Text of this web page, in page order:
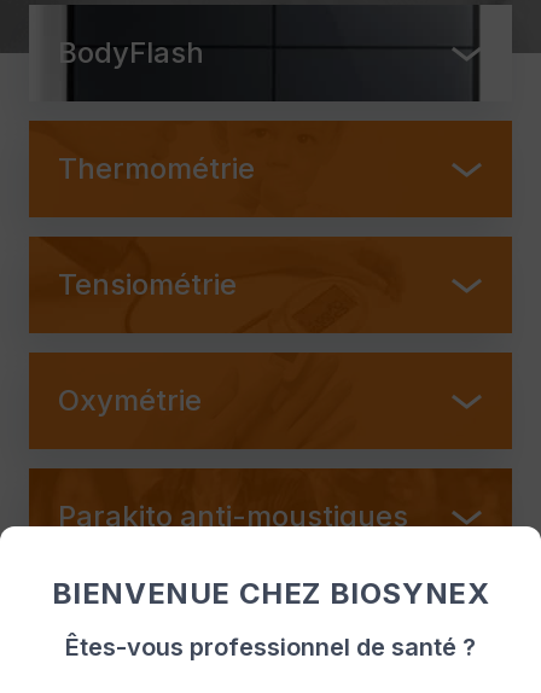
BodyFlash
Thermométrie
Tensiométrie
Oxymétrie
Parakito anti-moustiques
Protections auditives
BIENVENUE CHEZ BIOSYNEX
Êtes-vous professionnel de santé ?